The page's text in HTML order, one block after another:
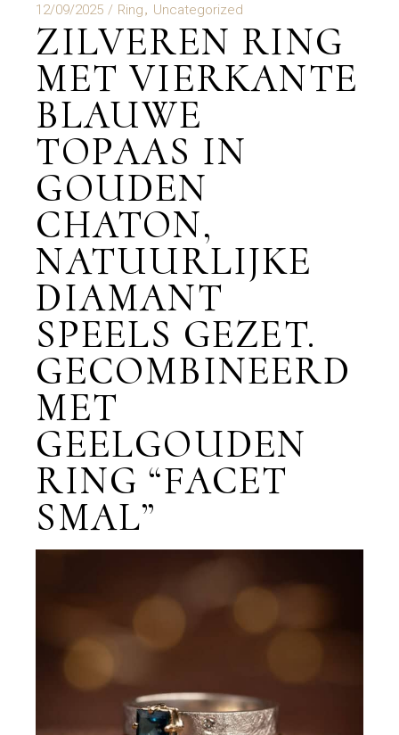
12/09/2025 Ring Uncategorized
ZILVEREN RING
MET VIERKANTE
BLAUWE
TOPAAS IN
GOUDEN
CHATON,
NATUURLIJKE
DIAMANT
SPEELS GEZET.
GECOMBINEERD
MET
GEELGOUDEN
RING “FACET
SMAL”